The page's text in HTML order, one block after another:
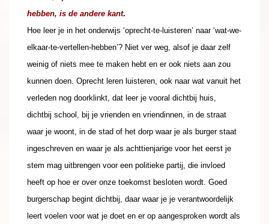
hebben, is de andere kant.
Hoe leer je in het onderwijs ‘oprecht-te-luisteren’ naar ‘wat-we-
elkaar-te-vertellen-hebben’? Niet ver weg, alsof je daar zelf
weinig of niets mee te maken hebt en er ook niets aan zou
kunnen doen. Oprecht leren luisteren, ook naar wat vanuit het
verleden nog doorklinkt, dat leer je vooral dichtbij huis,
dichtbij school, bij je vrienden en vriendinnen, in de straat
waar je woont, in de stad of het dorp waar je als burger staat
ingeschreven en waar je als achttienjarige voor het eerst je
stem mag uitbrengen voor een politieke partij, die invloed
heeft op hoe er over onze toekomst besloten wordt. Goed
burgerschap begint dichtbij, daar waar je je verantwoordelijk
leert voelen voor wat je doet en er op aangesproken wordt als